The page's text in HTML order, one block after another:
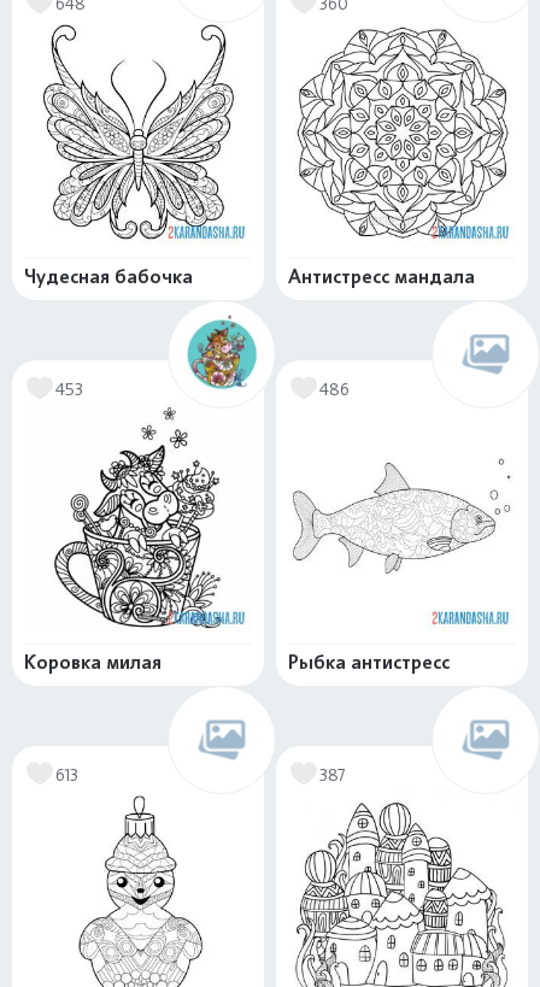
Чудесная бабочка Антистресс мандала
453
Коровка милая
486
Рыбка антистресс
613 387